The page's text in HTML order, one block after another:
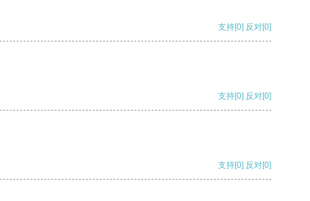
支持[0] 反对[0]
支持[0] 反对[0]
支持[0] 反对[0]